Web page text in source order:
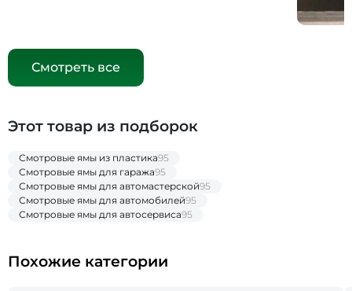
Смотреть все
Этот товар из подборок
Смотровые ямы из пластика95
Смотровые ямы для гаража95
Смотровые ямы для автомастерской95
Смотровые ямы для автомобилей95
Смотровые ямы для автосервиса95
Похожие категории